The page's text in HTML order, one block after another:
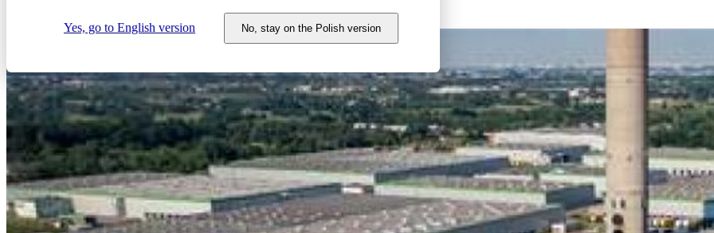
Yes, go to English version No, stay on the Polish version
24 sierpnia 2021